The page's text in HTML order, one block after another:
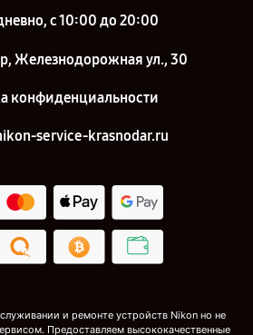
с 10:00 до 20:00
Железнодорожная ул., 30
конфиденциальности
service-krasnodar.ru
и ремонте устройств Nikon но не
Предоставляем высококачественные